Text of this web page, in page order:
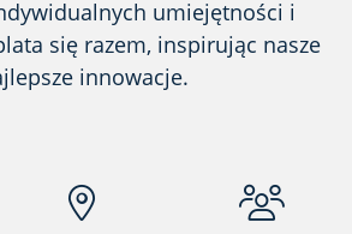
umiejętności i
się razem, inspirując nasze
innowacje.